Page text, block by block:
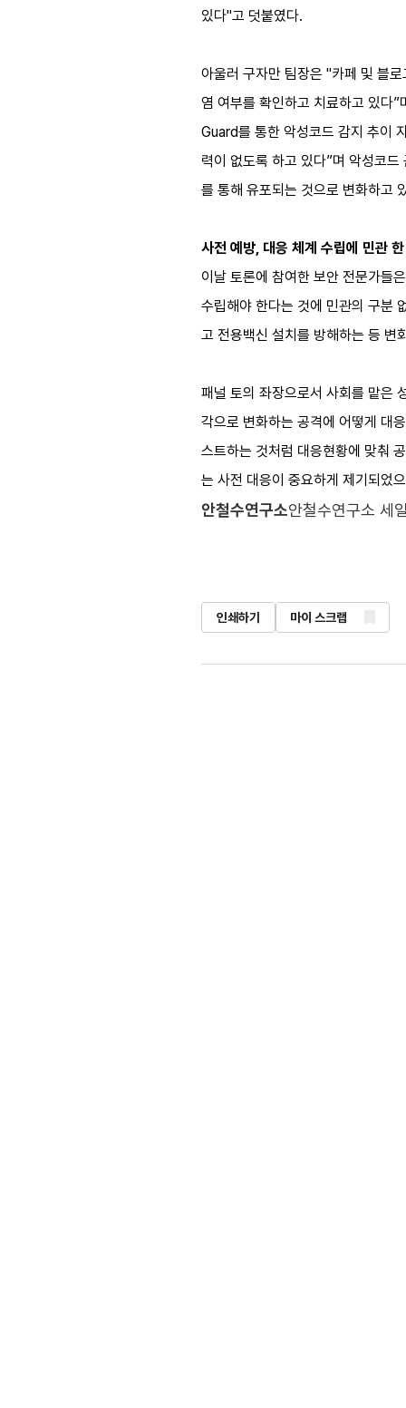
있다"고 덧붙였다.
아울러 구자만 팀장은 "카페 및 블
염 여부를 확인하고 치료하고 있다
Guard를 통한 악성코드 감지 추이
력이 없도록 하고 있다”며 악성코
를 통해 유포되는 것으로 변화하고
사전 예방, 대응 체계 수립에 민관
이날 토론에 참여한 보안 전문가들
수립해야 한다는 것에 민관의 구분
고 전용백신 설치를 방해하는 등 변
패널 토의 좌장으로서 사회를 맡은
각으로 변화하는 공격에 어떻게 대
스트하는 것처럼 대응현황에 맞춰
는 사전 대응이 중요하게 제기되었
안철수연구소안철수연구소 세
인쇄하기 마이 스크랩